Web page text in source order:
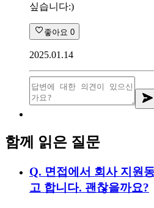
싶습니다:)
좋아요 0
2025.01.14
함께 읽은 질문
Q. 면접에서 회사 지원
고 합니다. 괜찮을까요?